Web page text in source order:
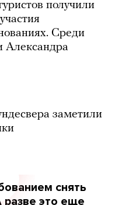
получили
Среди
Александра
заметили
снять
это еще